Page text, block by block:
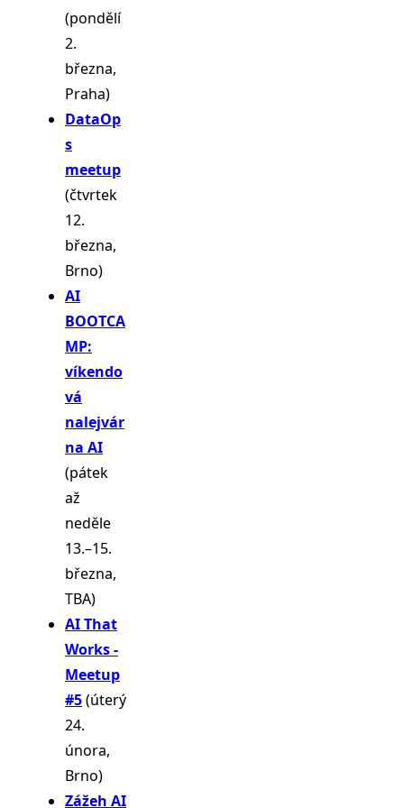
(pondělí
2.
března,
Praha)
DataOp
s
meetup
(čtvrtek
12.
března,
Brno)
AI
BOOTCA
MP:
víkendo
vá
nalejvár
na AI
(pátek
až
neděle
13.–15.
března,
TBA)
AI That
Works -
Meetup
#5(úterý
24.
února,
Brno)
Zážeh AI